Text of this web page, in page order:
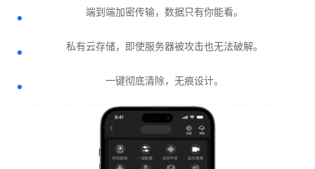
端到端加密传输，数据只有你能看。
私有云存储，即使服务器被攻击也无法破解。
一键彻底清除，无痕设计。